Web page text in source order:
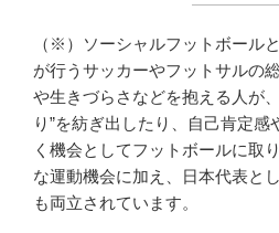
（※）ソーシャルフットボール
が行うサッカーやフットサルの
や生きづらさなどを抱える人が
り”を紡ぎ出したり、自己肯定
く機会としてフットボールに取
な運動機会に加え、日本代表と
も両立されています。